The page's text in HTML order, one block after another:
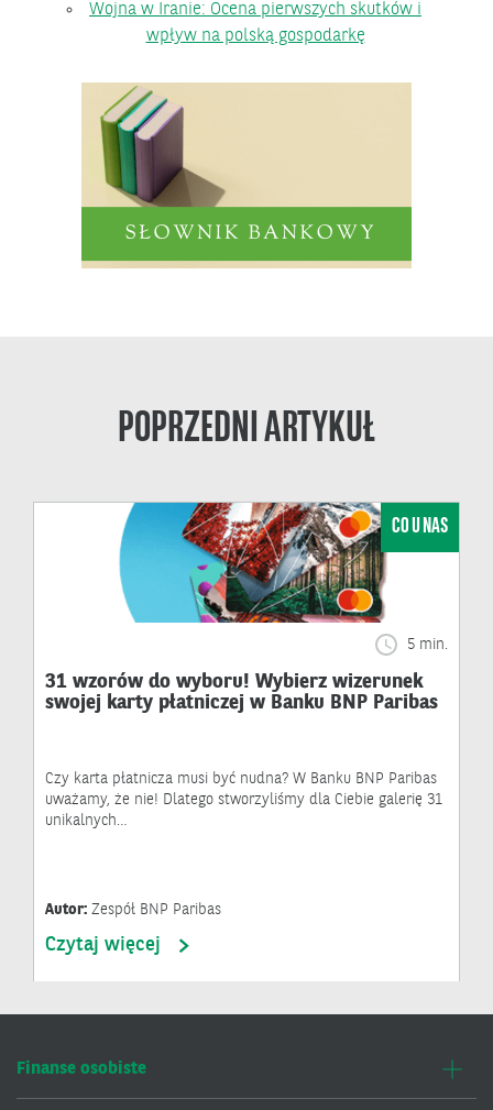
Wojna w Iranie: Ocena pierwszych skutków i
wpływ na polską gospodarkę
POPRZEDNI ARTYKUŁ
CO U NAS
5 min.
31 wzorów do wyboru! Wybierz wizerunek
swojej karty płatniczej w Banku BNP Paribas
Czy karta płatnicza musi być nudna? W Banku BNP Paribas
uważamy, że nie! Dlatego stworzyliśmy dla Ciebie galerię 31
unikalnych…
Autor: Zespół BNP Paribas
Czytaj więcej
Finanse osobiste